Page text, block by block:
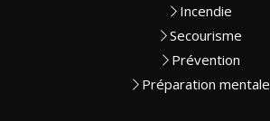
Incendie
Secourisme
Prévention
Préparation mentale